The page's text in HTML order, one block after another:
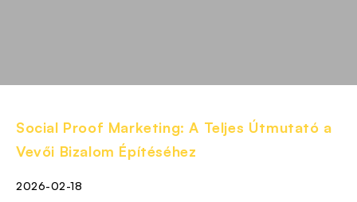
Social Proof Marketing: A Teljes Útmutató a
Vevői Bizalom Építéséhez
2026-02-18